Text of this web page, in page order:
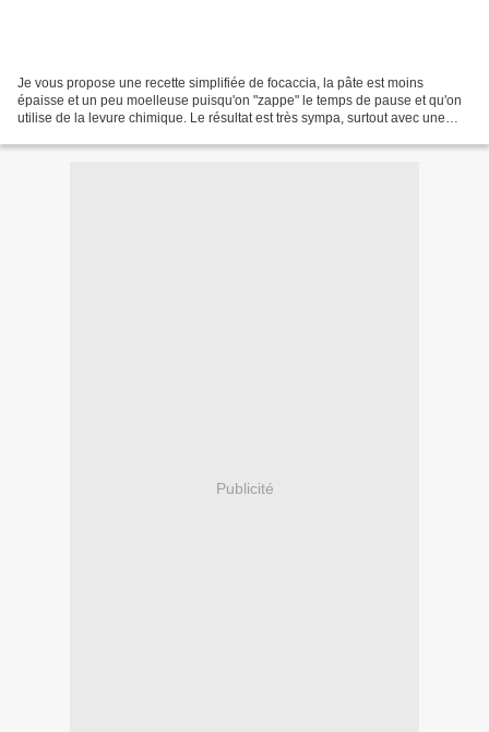
Je vous propose une recette simplifiée de focaccia, la pâte est moins
épaisse et un peu moelleuse puisqu'on "zappe" le temps de pause et qu'on
utilise de la levure chimique. Le résultat est très sympa, surtout avec une
Publicité